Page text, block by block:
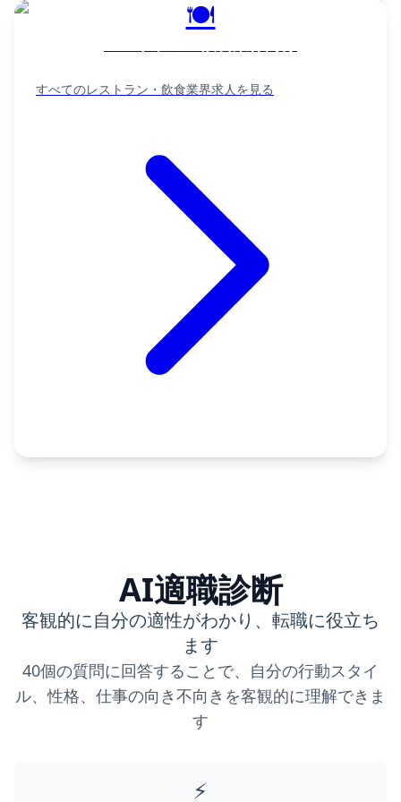
🍽️
すべてのレストラン・飲食業界求人を見る
AI適職診断
客観的に自分の適性がわかり、転職に役立ち
ます
40個の質問に回答することで、自分の行動スタイ
ル、性格、仕事の向き不向きを客観的に理解できま
す
⚡